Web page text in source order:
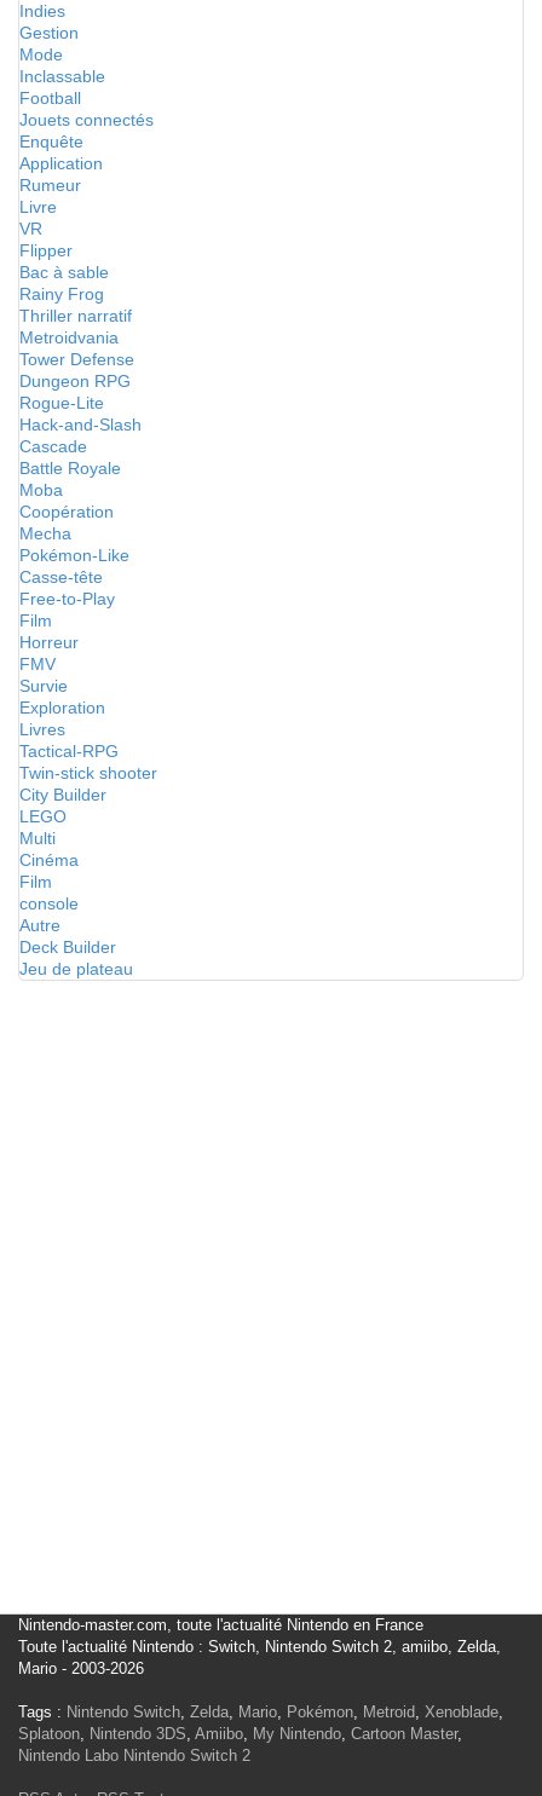
Indies
Gestion
Mode
Inclassable
Football
Jouets connectés
Enquête
Application
Rumeur
Livre
VR
Flipper
Bac à sable
Rainy Frog
Thriller narratif
Metroidvania
Tower Defense
Dungeon RPG
Rogue-Lite
Hack-and-Slash
Cascade
Battle Royale
Moba
Coopération
Mecha
Pokémon-Like
Casse-tête
Free-to-Play
Film
Horreur
FMV
Survie
Exploration
Livres
Tactical-RPG
Twin-stick shooter
City Builder
LEGO
Multi
Cinéma
Film
console
Autre
Deck Builder
Jeu de plateau
Nintendo-master.com, toute l'actualité Nintendo en France
Toute l'actualité Nintendo : Switch, Nintendo Switch 2, amiibo, Zelda,
Mario - 2003-2026
Tags : Nintendo Switch, Zelda, Mario, Pokémon, Metroid, Xenoblade,
Splatoon, Nintendo 3DS, Amiibo, My Nintendo, Cartoon Master,
Nintendo Labo Nintendo Switch 2